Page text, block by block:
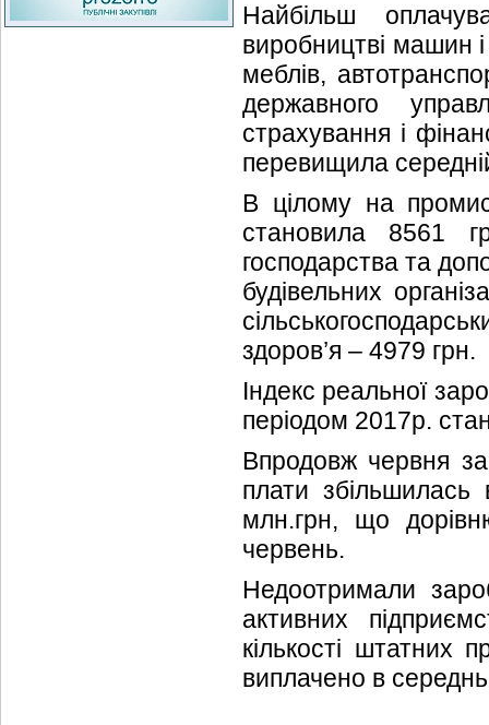
Найбільш
виробництві машин
меблів,
державного
страхування і
перевищила
В цілому на
становила 8561
господарства та
будівельних
здоров’я – 4979 грн.
Індекс реальної
періодом 2017р.
Впродовж червня
плати
млн.грн, що
червень.
Недоотримали
активних
кількості штатних
виплачено в